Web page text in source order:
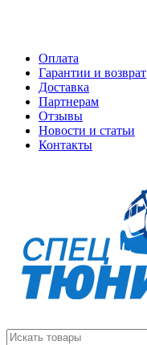
Оплата
Гарантии и возврат
Доставка
Партнерам
Отзывы
Новости и статьи
Контакты